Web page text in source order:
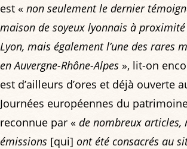
est « non seulement le dernier
maison de soyeux lyonnais à
Lyon, mais également l’une des rares
en Auvergne-Rhône-Alpes », lit-on
est d’ailleurs d’ores et déjà ouverte
Journées européennes du
reconnue par « de nombreux articles,
émissions [qui] ont été consacrés au